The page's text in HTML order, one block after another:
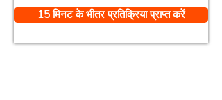
15 मिनट के भीतर प्रतिक्रिया प्राप्त करें